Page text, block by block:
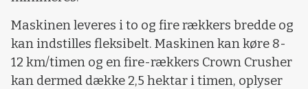
Maskinen leveres i to og fire rækkers bredde og
kan indstilles fleksibelt. Maskinen kan køre 8-
12 km/timen og en fire-rækkers Crown Crusher
kan dermed dække 2,5 hektar i timen, oplyser